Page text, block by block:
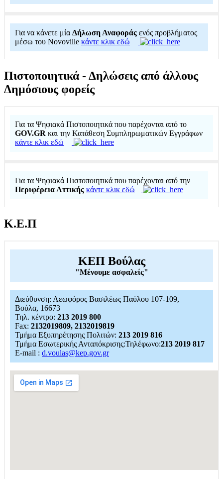
Για να κάνετε μία Δήλωση Αναφοράς ενός προβλήματος
μέσω του Novoville κάντε κλικ εδώ
Πιστοποιητικά - Δηλώσεις από άλλους
Δημόσιους φορείς
Για τα Ψηφιακά Πιστοποιητικά που παρέχονται από το
GOV.GR και την Κατάθεση Συμπληρωματικών Εγγράφων
κάντε κλικ εδώ
Για τα Ψηφιακά Πιστοποιητικά που παρέχονται από την
Περιφέρεια Αττικής κάντε κλικ εδώ
Κ.Ε.Π
ΚΕΠ Βούλας
"Μένουμε ασφαλείς"
Διεύθυνση: Λεωφόρος Βασιλέως Παύλου 107-109,
Βούλα, 16673
Τηλ. κέντρο: 213 2019 800
Fax: 2132019809, 2132019819
Τμήμα Εξυπηρέτησης Πολιτών: 213 2019 816
Τμήμα Εσωτερικής Ανταπόκρισης:Τηλέφωνο:213 2019 817
E-mail : d.voulas@kep.gov.gr